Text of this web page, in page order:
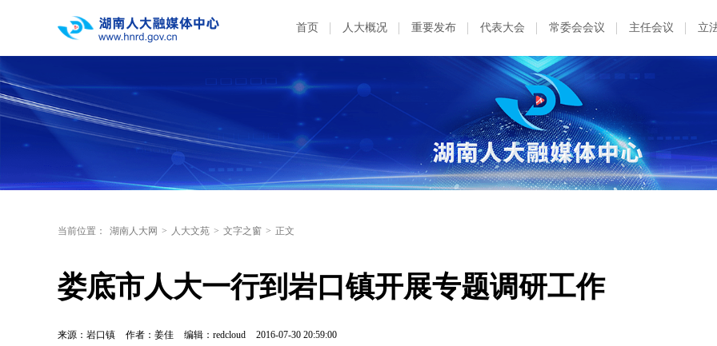
首页 人大概况 重要发布 代表大会 常委会会议 主任会议 立
当前位置： 湖南人大网 > 人大文苑 > 文字之窗 > 正文
娄底市人大一行到岩口镇开展专题调研工作
来源：岩口镇 作者：姜佳 编辑：redcloud 2016-07-30 20:59:00